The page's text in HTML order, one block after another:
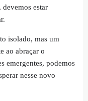
devemos estar
isolado, mas um
ao abraçar o
emergentes, podemos
nesse novo